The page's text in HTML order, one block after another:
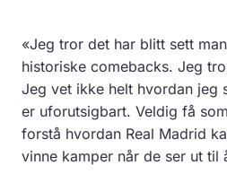
«Jeg tror det har blitt sett
historiske comebacks. Jeg
Jeg vet ikke helt hvordan jeg
er uforutsigbart. Veldig få
forstå hvordan Real Madrid
vinne kamper når de ser ut